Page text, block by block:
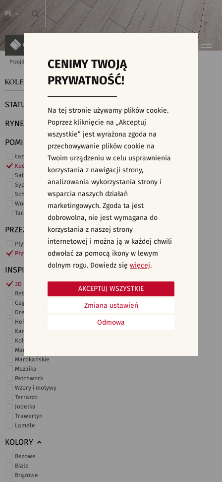
PL
Przejdź do strony głównej Kolekcje
KOLEKCJE WYSZUKIWARKA PŁYTEK
STATUS
RYNEK
POMIESZCZENIE
Łazienka
Kuchnia
Salon i hol
Sypialnia
Schody
Wnętrza komercyjne
Taras i ogród
PRZEZNACZENIE
Płytki ścienne
Płytki podłogowe
INSPIRACJE
3D i struktury
Beton
Cegiełki
Drewno
Heksagonalne
Kamień
Kolor
Marmur
Marokańskie
Mozaika
Patchwork
Wzory i motywy
Terrazzo
Jodełka
Trawertyn
Lamele
KOLORY
Beżowe
Białe
Brązowe
CENIMY TWOJĄ
PRYWATNOŚĆ!
Na tej stronie używamy plików cookie.
Poprzez kliknięcie na „Akceptuj
wszystkie” jest wyrażona zgoda na
przechowywanie plików cookie na
Twoim urządzeniu w celu usprawnienia
korzystania z nawigacji strony,
analizowania wykorzystania strony i
wsparcia naszych działań
marketingowych. Zgoda ta jest
dobrowolna, nie jest wymagana do
korzystania z naszej strony
internetowej i można ją w każdej chwili
odwołać za pomocą ikony w lewym
dolnym rogu. Dowiedz się więcej.
Odmowa
Zmiana ustawień
AKCEPTUJ WSZYSTKIE